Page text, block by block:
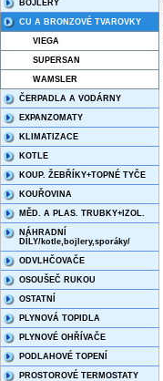
BOJLERY
CU A BRONZOVÉ TVAROVKY
VIEGA
SUPERSAN
WAMSLER
ČERPADLA A VODÁRNY
EXPANZOMATY
KLIMATIZACE
KOTLE
KOUP. ŽEBŘÍKY+TOPNÉ TYČE
KOUŘOVINA
MĚD. A PLAS. TRUBKY+IZOL.
NÁHRADNÍ
DÍLY/kotle,bojlery,sporáky/
ODVLHČOVAČE
OSOUŠEČ RUKOU
OSTATNÍ
PLYNOVÁ TOPIDLA
PLYNOVÉ OHŘÍVAČE
PODLAHOVÉ TOPENÍ
PROSTOROVÉ TERMOSTATY